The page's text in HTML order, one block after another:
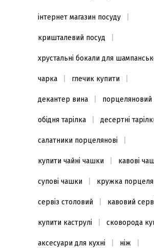
інтернет магазин посуду
кришталевий посуд
хрустальні бокали для
чарка глечик купити
декантер вина порцеляновий
обідня тарілка десертні
салатники порцелянові
купити чайні чашки кавові
супові чашки кружка
сервіз столовий кавовий
купити каструлі сковорода
аксесуари для кухні ніж